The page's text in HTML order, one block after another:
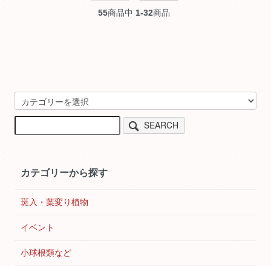
55商品中 1-32商品
SEARCH
カテゴリーから探す
斑入・葉変り植物
イベント
小球根類など